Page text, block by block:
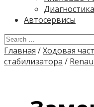
Диагностика
Автосервисы
Главная /Ходовая
стабилизатора /